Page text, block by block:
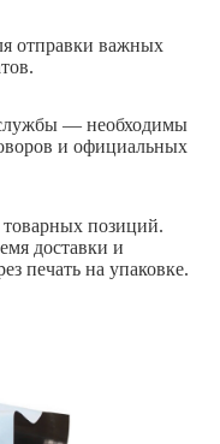
отправки важных
службы — необходимы
и официальных
позиций.
доставки и
печать на упаковке.